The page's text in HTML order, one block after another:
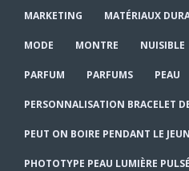
MARKETING MATÉRIAUX
MODE MONTRE NUISIBLE
PARFUM PARFUMS PEAU
PERSONNALISATION BRACELET
PEUT ON BOIRE PENDANT LE
PHOTOTYPE PEAU LUMIÈRE